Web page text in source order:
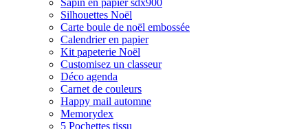
Sapin en papier sdx900
Silhouettes Noël
Carte boule de noël embossée
Calendrier en papier
Kit papeterie Noël
Customisez un classeur
Déco agenda
Carnet de couleurs
Happy mail automne
Memorydex
5 Pochettes tissu